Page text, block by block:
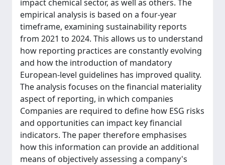
impact chemical sector, as well as others. The
empirical analysis is based on a four-year
timeframe, examining sustainability reports
from 2021 to 2024. This allows us to understand
how reporting practices are constantly evolving
and how the introduction of mandatory
European-level guidelines has improved quality.
The analysis focuses on the financial materiality
aspect of reporting, in which companies
Companies are required to define how ESG risks
and opportunities can impact key financial
indicators. The paper therefore emphasises
how this information can provide an additional
means of objectively assessing a company's